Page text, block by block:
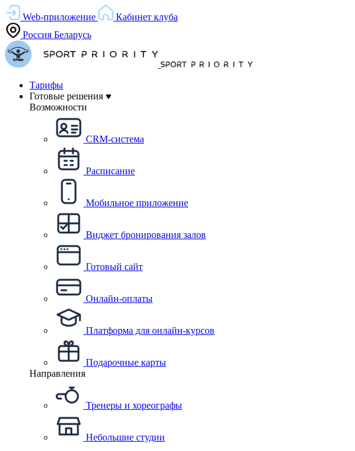
Web-приложение
Кабинет клуба
Россия Беларусь
Тарифы
Готовые решения
Возможности
CRM-система
Расписание
Мобильное приложение
Виджет бронирования залов
Готовый сайт
Онлайн-оплаты
Платформа для онлайн-курсов
Подарочные карты
Направления
Тренеры и хореографы
Небольшие студии